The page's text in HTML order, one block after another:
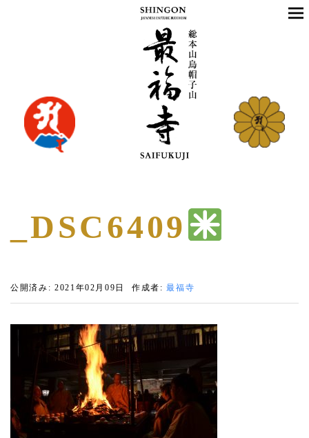
_DSC6409
公開済み: 2021年02月09日 作成者:最福寺